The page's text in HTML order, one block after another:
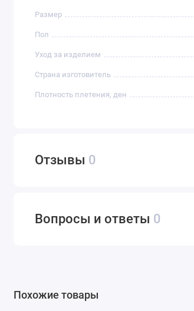
Размер
Пол
Уход за изделием
Страна изготовитель
Плотность плетения, ден
Отзывы 0
Вопросы и ответы 0
Похожие товары